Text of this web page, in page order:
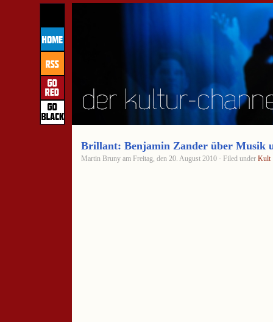
Brillant: Benjamin Zander über Musik
Martin Bruny am Freitag, den 20. August 2010 · Filed under Kult